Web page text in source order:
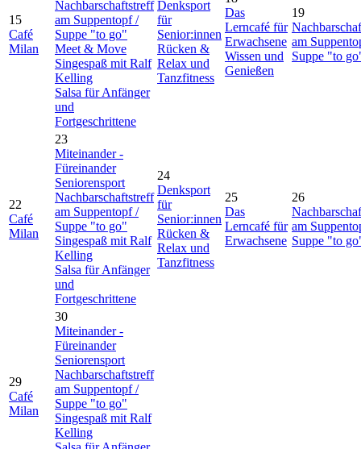
15
Café
Milan
Nachbarschaftstreff
am Suppentopf /
Suppe "to go"
Meet & Move
Singespaß mit Ralf
Kelling
Salsa für Anfänger
und
Fortgeschrittene
Denksport
für
Senior:innen
Rücken &
Relax und
Tanzfitness
Das
Lerncafé für
Erwachsene
Wissen und
Genießen
19
am
Suppe "to
22
Café
Milan
23
Miteinander -
Füreinander
Seniorensport
Nachbarschaftstreff
am Suppentopf /
Suppe "to go"
Singespaß mit Ralf
Kelling
Salsa für Anfänger
und
Fortgeschrittene
24
Denksport
für
Senior:innen
Rücken &
Relax und
Tanzfitness
25
Das
Lerncafé für
Erwachsene
26
am
Suppe "to
29
Café
Milan
30
Miteinander -
Füreinander
Seniorensport
Nachbarschaftstreff
am Suppentopf /
Suppe "to go"
Singespaß mit Ralf
Kelling